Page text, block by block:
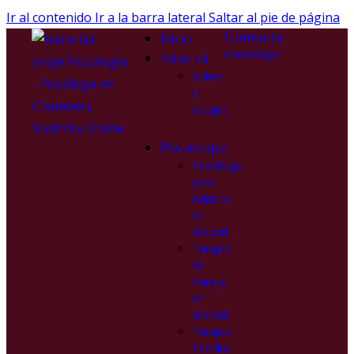
Ir al contenido Ir a la barra lateral Saltar al pie de página
Inicio
Sobre mi
Sobre
el
equipo
Psicoterapia
Psicólogo
para
Adultos
en
Madrid
Terapia
de
Pareja
en
Madrid
Terapia
Familiar
Contacta
conmigo